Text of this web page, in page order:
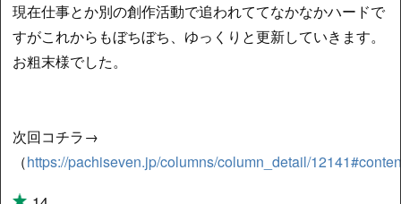
現在仕事とか別の創作活動で追われててなかなかハードで
すがこれからもぼちぼち、ゆっくりと更新していきます。
お粗末様でした。
次回コチラ→
（https://pachiseven.jp/columns/column_detail/